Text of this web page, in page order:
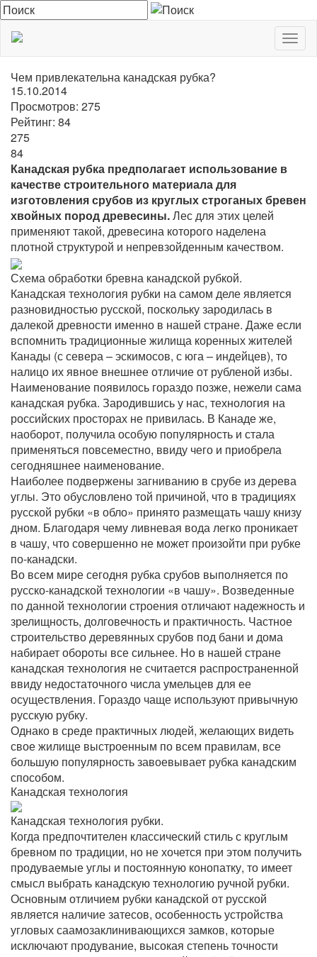
Чем привлекательна канадская рубка?
15.10.2014
Просмотров: 275
Рейтинг: 84
275
84
Канадская рубка предполагает использование в
качестве строительного материала для
изготовления срубов из круглых строганых бревен
хвойных пород древесины.Лес для этих целей
применяют такой, древесина которого наделена
плотной структурой и непревзойденным качеством.
Схема обработки бревна канадской рубкой.
Канадская технология рубки на самом деле является
разновидностью русской, поскольку зародилась в
далекой древности именно в нашей стране. Даже если
вспомнить традиционные жилища коренных жителей
Канады (с севера – эскимосов, с юга – индейцев), то
налицо их явное внешнее отличие от рубленой избы.
Наименование появилось гораздо позже, нежели сама
канадская рубка. Зародившись у нас, технология на
российских просторах не привилась. В Канаде же,
наоборот, получила особую популярность и стала
применяться повсеместно, ввиду чего и приобрела
сегодняшнее наименование.
Наиболее подвержены загниванию в срубе из дерева
углы. Это обусловлено той причиной, что в традициях
русской рубки «в обло» принято размещать чашу книзу
дном. Благодаря чему ливневая вода легко проникает
в чашу, что совершенно не может произойти при рубке
по-канадски.
Во всем мире сегодня рубка срубов выполняется по
русско-канадской технологии «в чашу». Возведенные
по данной технологии строения отличают надежность и
зрелищность, долговечность и практичность. Частное
строительство деревянных срубов под бани и дома
набирает обороты все сильнее. Но в нашей стране
канадская технология не считается распространенной
ввиду недостаточного числа умельцев для ее
осуществления. Гораздо чаще используют привычную
русскую рубку.
Однако в среде практичных людей, желающих видеть
свое жилище выстроенным по всем правилам, все
большую популярность завоевывает рубка канадским
способом.
Канадская технология
Канадская технология рубки.
Когда предпочтителен классический стиль с круглым
бревном по традиции, но не хочется при этом получить
продуваемые углы и постоянную конопатку, то имеет
смысл выбрать канадскую технологию ручной рубки.
Основным отличием рубки канадской от русской
является наличие затесов, особенность устройства
угловых саамозаклинивающихся замков, которые
исключают продувание, высокая степень точности